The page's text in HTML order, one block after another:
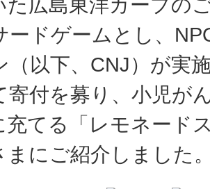
た広島東洋カープの
ードゲームとし、
（以下、CNJ）が実
寄付を募り、小児が
充てる「レモネード
まにご紹介しました